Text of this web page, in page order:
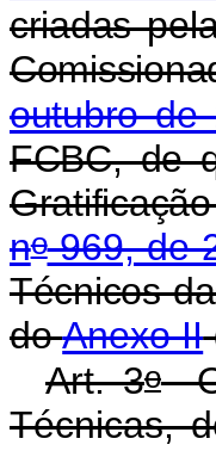
criadas
outubro de
FCBC, de
no969, de
Técnicos
doAnexo II
Art. 3oO
Técnicas,